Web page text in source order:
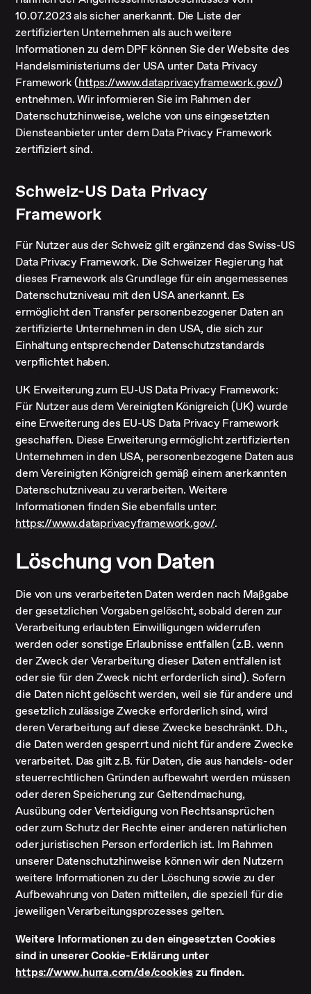
10.07.2023 als sicher anerkannt. Die Liste der
zertifizierten Unternehmen als auch weitere
Informationen zu dem DPF können Sie der Website des
Handelsministeriums der USA unter Data Privacy
Framework (https://www.dataprivacyframework.gov/)
entnehmen. Wir informieren Sie im Rahmen der
Datenschutzhinweise, welche von uns eingesetzten
Diensteanbieter unter dem Data Privacy Framework
zertifiziert sind.
Schweiz-US Data Privacy
Framework
Für Nutzer aus der Schweiz gilt ergänzend das Swiss-US
Data Privacy Framework. Die Schweizer Regierung hat
dieses Framework als Grundlage für ein angemessenes
Datenschutzniveau mit den USA anerkannt. Es
ermöglicht den Transfer personenbezogener Daten an
zertifizierte Unternehmen in den USA, die sich zur
Einhaltung entsprechender Datenschutzstandards
verpflichtet haben.
UK Erweiterung zum EU-US Data Privacy Framework:
Für Nutzer aus dem Vereinigten Königreich (UK) wurde
eine Erweiterung des EU-US Data Privacy Framework
geschaffen. Diese Erweiterung ermöglicht zertifizierten
Unternehmen in den USA, personenbezogene Daten aus
dem Vereinigten Königreich gemäß einem anerkannten
Datenschutzniveau zu verarbeiten. Weitere
Informationen finden Sie ebenfalls unter:
https://www.dataprivacyframework.gov/.
Löschung von Daten
Die von uns verarbeiteten Daten werden nach Maßgabe
der gesetzlichen Vorgaben gelöscht, sobald deren zur
Verarbeitung erlaubten Einwilligungen widerrufen
werden oder sonstige Erlaubnisse entfallen (z.B. wenn
der Zweck der Verarbeitung dieser Daten entfallen ist
oder sie für den Zweck nicht erforderlich sind). Sofern
die Daten nicht gelöscht werden, weil sie für andere und
gesetzlich zulässige Zwecke erforderlich sind, wird
deren Verarbeitung auf diese Zwecke beschränkt. D.h.,
die Daten werden gesperrt und nicht für andere Zwecke
verarbeitet. Das gilt z.B. für Daten, die aus handels- oder
steuerrechtlichen Gründen aufbewahrt werden müssen
oder deren Speicherung zur Geltendmachung,
Ausübung oder Verteidigung von Rechtsansprüchen
oder zum Schutz der Rechte einer anderen natürlichen
oder juristischen Person erforderlich ist. Im Rahmen
unserer Datenschutzhinweise können wir den Nutzern
weitere Informationen zu der Löschung sowie zu der
Aufbewahrung von Daten mitteilen, die speziell für die
jeweiligen Verarbeitungsprozesses gelten.
Weitere Informationen zu den eingesetzten Cookies
sind in unserer Cookie-Erklärung unter
https://www.hurra.com/de/cookieszu finden.